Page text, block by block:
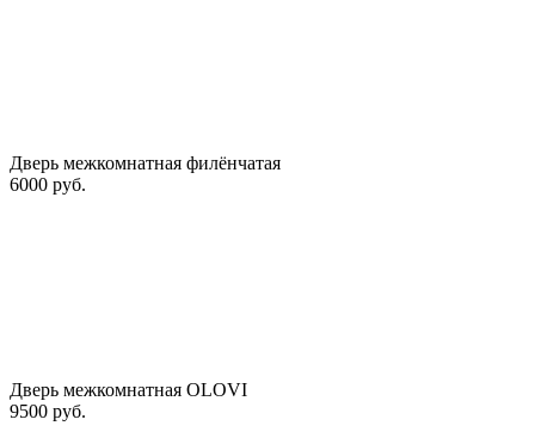
Дверь межкомнатная филёнчатая
6000 руб.
Дверь межкомнатная OLOVI
9500 руб.